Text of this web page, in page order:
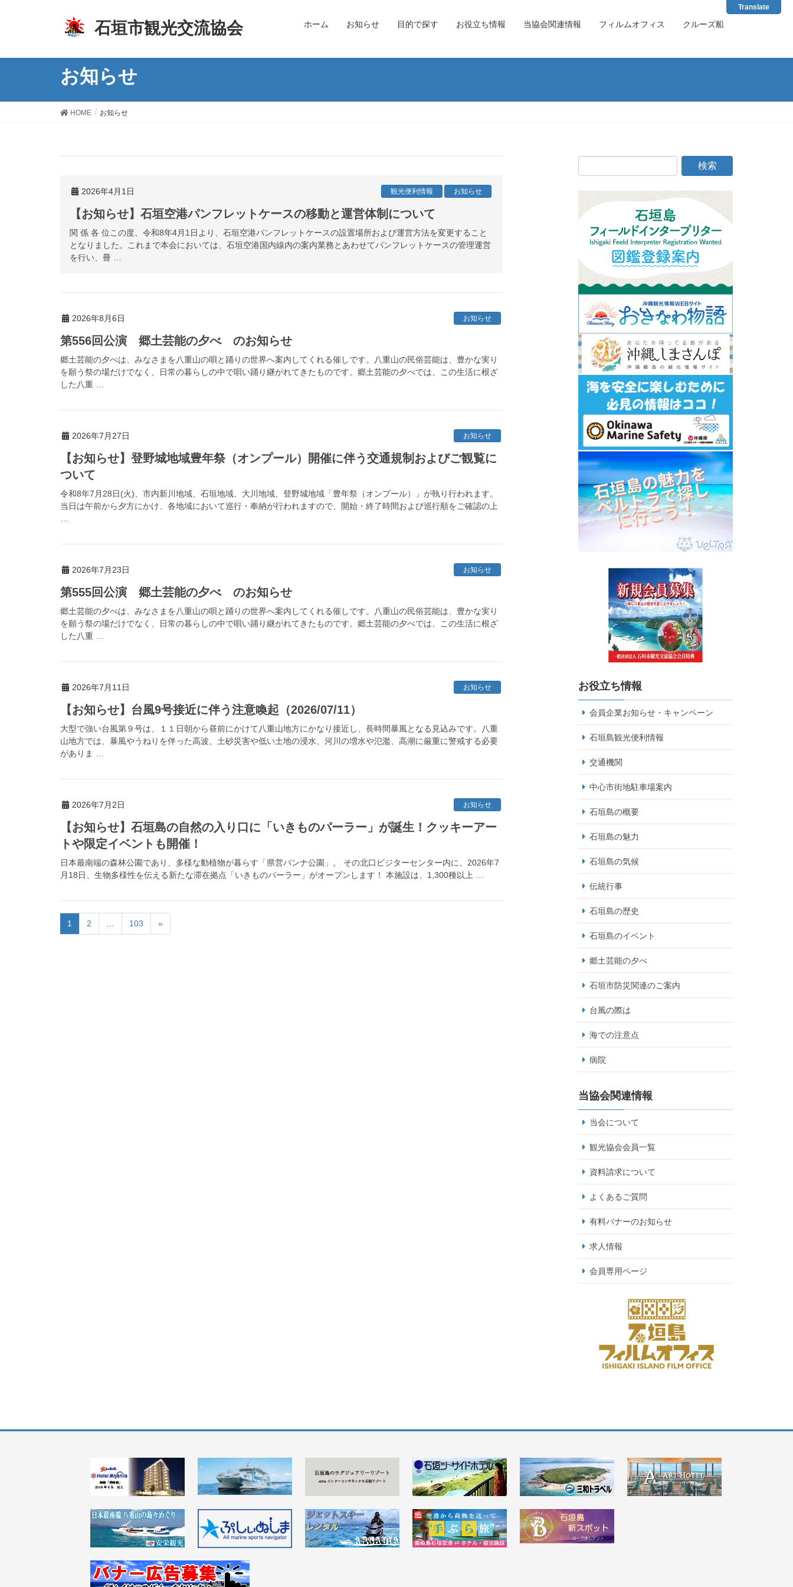
石垣市観光交流協会 ホーム お知らせ 目的で探す お役立ち情報 当協会関連情報 フィルムオフィス クルーズ船
お知らせ
HOME お知らせ
2026年4月1日 お知らせ
観光便利情報
【お知らせ】石垣空港パンフレットケースの移動と運営体制について
関 係 各 位この度、令和8年4月1日より、石垣空港パンフレットケースの設置場所および運営方法を変更すること
となりました。これまで本会においては、石垣空港国内線内の案内業務とあわせてパンフレットケースの管理運営
を行い、冊 …
2026年8月6日 お知らせ
第556回公演 郷土芸能の夕べ のお知らせ
郷土芸能の夕べは、みなさまを八重山の唄と踊りの世界へ案内してくれる催しです。八重山の民俗芸能は、豊かな実り
を願う祭の場だけでなく、日常の暮らしの中で唄い踊り継がれてきたものです。郷土芸能の夕べでは、この生活に根ざ
した八重 …
2026年7月27日 お知らせ
【お知らせ】登野城地域豊年祭（オンプール）開催に伴う交通規制およびご観覧に
ついて
令和8年7月28日(火)、市内新川地域、石垣地域、大川地域、登野城地域「豊年祭（オンプール）」が執り行われます。
当日は午前から夕方にかけ、各地域において巡行・奉納が行われますので、開始・終了時間および巡行順をご確認の上
2026年7月23日 お知らせ
第555回公演 郷土芸能の夕べ のお知らせ
郷土芸能の夕べは、みなさまを八重山の唄と踊りの世界へ案内してくれる催しです。八重山の民俗芸能は、豊かな実り
を願う祭の場だけでなく、日常の暮らしの中で唄い踊り継がれてきたものです。郷土芸能の夕べでは、この生活に根ざ
した八重 …
2026年7月11日 お知らせ
【お知らせ】台風9号接近に伴う注意喚起（2026/07/11）
大型で強い台風第９号は、１１日朝から昼前にかけて八重山地方にかなり接近し、長時間暴風となる見込みです。八重
山地方では、暴風やうねりを伴った高波、土砂災害や低い土地の浸水、河川の増水や氾濫、高潮に厳重に警戒する必要
がありま …
2026年7月2日 お知らせ
【お知らせ】石垣島の自然の入り口に「いきものパーラー」が誕生！クッキーアー
トや限定イベントも開催！
日本最南端の森林公園であり、多様な動植物が暮らす「県営バンナ公園」。 その北口ビジターセンター内に、2026年7
月18日、生物多様性を伝える新たな滞在拠点「いきものパーラー」がオープンします！ 本施設は、1,300種以上 …
1 2 103 »
お役立ち情報
会員企業お知らせ・キャンペーン
石垣島観光便利情報
交通機関
中心市街地駐車場案内
石垣島の概要
石垣島の魅力
石垣島の気候
伝統行事
石垣島の歴史
石垣島のイベント
郷土芸能の夕べ
石垣市防災関連のご案内
台風の際は
海での注意点
病院
当協会関連情報
当会について
観光協会会員一覧
資料請求について
よくあるご質問
有料バナーのお知らせ
求人情報
会員専用ページ
Translate